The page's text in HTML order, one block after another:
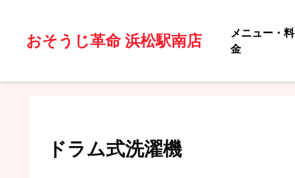
おそうじ革命 浜松駅南店
メニュー・料
金
ドラム式洗濯機